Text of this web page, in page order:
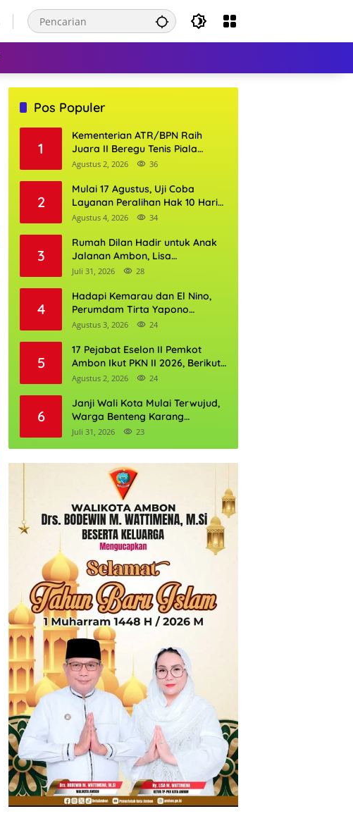
Pos Populer
1
Kementerian ATR/BPN Raih
Juara II Beregu Tenis Piala
Gubernur DKI Jakarta 2026
Agustus 2, 2026 36
2
Mulai 17 Agustus, Uji Coba
Layanan Peralihan Hak 10 Hari
di 15 Kantor Pertanahan
Agustus 4, 2026 34
3
Rumah Dilan Hadir untuk Anak
Jalanan Ambon, Lisa
Wattimena: Tak Ada Anak yang
Depannya
Juli 31, 2026 28
4
Hadapi Kemarau dan El Nino,
Perumdam Tirta Yapono
Perkuat Cadangan Air Ambon
Agustus 3, 2026 24
5
17 Pejabat Eselon II Pemkot
Ambon Ikut PKN II 2026, Berikut
Daftarnya
Agustus 2, 2026 24
6
Janji Wali Kota Mulai Terwujud,
Warga Benteng Karang
Ditargetkan Nikmati Air Bersih
Juli 31, 2026 23